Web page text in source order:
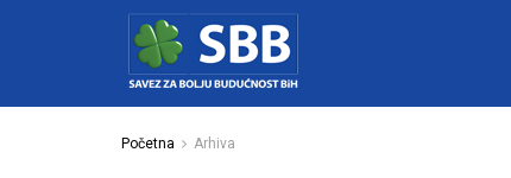
Početna Arhiva